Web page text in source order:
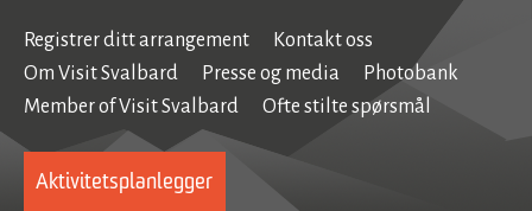
Registrer ditt arrangement
Kontakt oss
Om Visit Svalbard
Presse og media
Photobank
Member of Visit Svalbard
Ofte stilte spørsmål
Aktivitetsplanlegger